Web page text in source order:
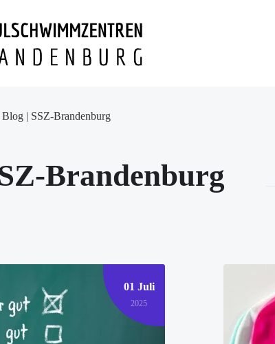
Blog | SSZ-Brandenburg
Brandenburg
01 Juli
2025